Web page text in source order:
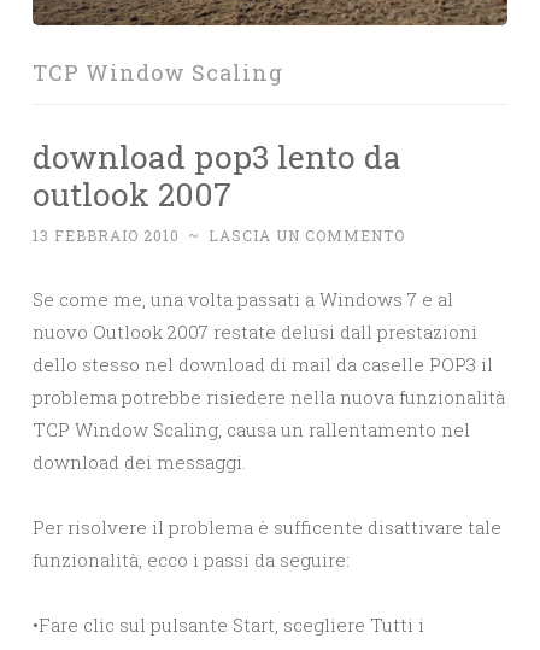
TCP Window Scaling
download pop3 lento da
outlook 2007
13 FEBBRAIO 2010 ~ LASCIA UN COMMENTO
Se come me, una volta passati a Windows 7 e al
nuovo Outlook 2007 restate delusi dall prestazioni
dello stesso nel download di mail da caselle POP3 il
problema potrebbe risiedere nella nuova funzionalità
TCP Window Scaling, causa un rallentamento nel
download dei messaggi.
Per risolvere il problema è sufficente disattivare tale
funzionalità, ecco i passi da seguire:
•Fare clic sul pulsante Start, scegliere Tutti i